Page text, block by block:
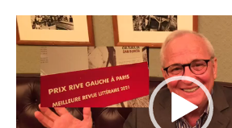
Lecteur
vidéo